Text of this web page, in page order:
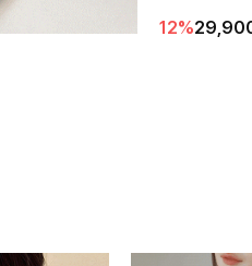
게 퍼지는 프릴 날
12%